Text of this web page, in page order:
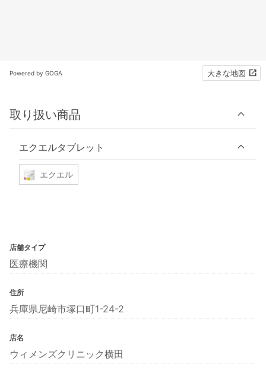
Powered by GOGA 大きな地図
取り扱い商品
エクエルタブレット
エクエル
店舗タイプ
医療機関
住所
兵庫県尼崎市塚口町1-24-2
店名
ウィメンズクリニック横田